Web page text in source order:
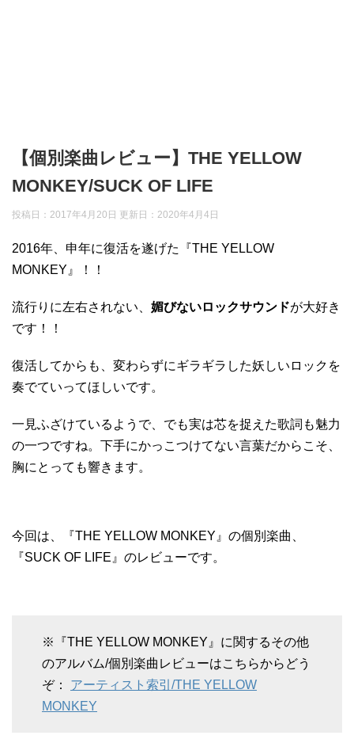
【個別楽曲レビュー】THE YELLOW
MONKEY/SUCK OF LIFE
投稿日：2017年4月20日 更新日： 2020年4月4日
2016年、申年に復活を遂げた『THE YELLOW
MONKEY』！！
流行りに左右されない、 媚びないロックサウンドが大好き
です！！
復活してからも、変わらずにギラギラした妖しいロックを
奏でていってほしいです。
一見ふざけているようで、でも実は芯を捉えた歌詞も魅力
の一つですね。下手にかっこつけてない言葉だからこそ、
胸にとっても響きます。
今回は、『THE YELLOW MONKEY』の個別楽曲、
『SUCK OF LIFE』のレビューです。
※『THE YELLOW MONKEY』に関するその他
のアルバム/個別楽曲レビューはこちらからどう
ぞ： アーティスト索引/THE YELLOW
MONKEY